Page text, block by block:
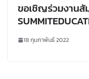
ขอเชิญร่วมงานสั
18 กุมภาพันธ์ 2022